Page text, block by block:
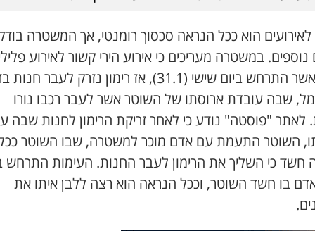
הוא ככל הנראה סכסוך רומנטי, אך המשטרה
נוספים. במשטרה מעריכים כי אירוע הירי קשור לאירוע
נוסף אשר התרחש ביום שישי (31.1), אז רימון נזרק לעבר
שבה עובדת ארוסתו של השוטר אשר לעבר רכבו נורו
לאתר "פוסטה" נודע כי לאחר זריקת הרימון לחנות שבה
השוטר התעמת עם אדם מוכר למשטרה, שבו השוטר
חשד כי השליך את הרימון לעבר החנות. העימות התרחש
בו חשד השוטר, וככל הנראה הוא רצה ללבן איתו את